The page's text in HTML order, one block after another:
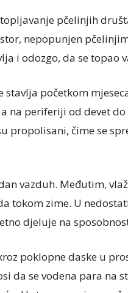
pčelinjih
nepopunjen
i odozgo, da se topao
početkom
na periferiji od devet
propolisani, čime se
vazduh. Međutim,
tokom zime. U
djeluje na
poklopne daske u
da se vodena para na